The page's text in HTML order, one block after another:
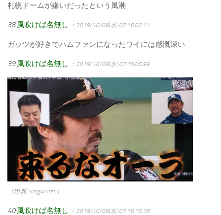
札幌ドームが嫌いだったという風潮
38 風吹けば名無し ：2019/10/09(水) 07:16:02.11
ガッツが好きでハムファンになったワイには感慨深い
39 風吹けば名無し ：2019/10/09(水) 07:16:06.99
（出典 i.imgur.com）
40 風吹けば名無し ：2019/10/09(水) 07:16:15.18